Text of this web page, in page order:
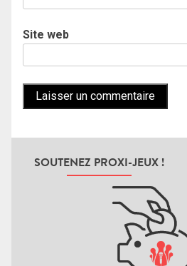
Site web
SOUTENEZ PROXI-JEUX !